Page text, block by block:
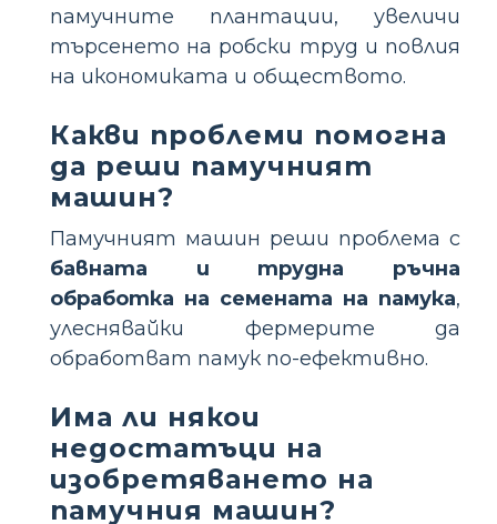
памучните плантации, увеличи
търсенето на робски труд и повлия
на икономиката и обществото.
Какви проблеми помогна
да реши памучният
машин?
Памучният машин реши проблема с
бавната и трудна ръчна
обработка на семената на памука,
улеснявайки фермерите да
обработват памук по-ефективно.
Има ли някои
недостатъци на
изобретяването на
памучния машин?